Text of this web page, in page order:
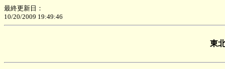
最終更新日：
10/20/2009 19:49:46
東